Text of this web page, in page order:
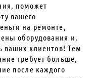
поможет
вашего
на ремонте,
оборудования и,
ваших клиентов! Тем
требует больше,
после каждого